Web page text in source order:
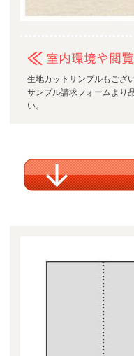
生地カットサンプルもござ
サンプル請求フォームより
い。